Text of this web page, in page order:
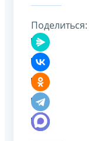
Поделиться: